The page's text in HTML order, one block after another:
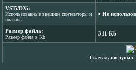
VSTi/DXi:
Использованные внешние синтезаторы и
плагины
▪ Не
Размер файла:
Размер файла в Kb
311 Kb
Скачал, послушал